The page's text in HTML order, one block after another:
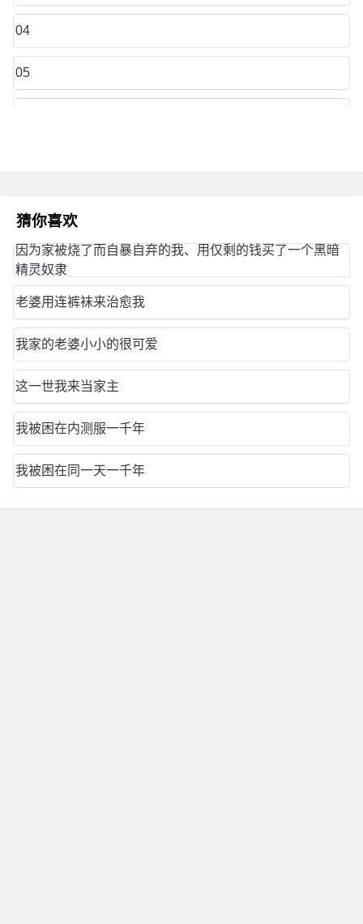
04
05
09
10
11
12
13
元宵节快乐
猜你喜欢
因为家被烧了而自暴自弃的我、用仅剩的钱买了一个黑暗
精灵奴隶
老婆用连裤袜来治愈我
我家的老婆小小的很可爱
这一世我来当家主
我被困在内测服一千年
我被困在同一天一千年